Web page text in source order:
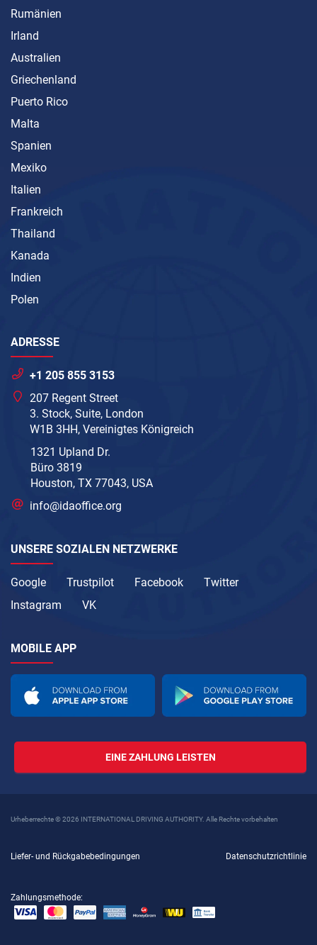
Rumänien
Irland
Australien
Griechenland
Puerto Rico
Malta
Spanien
Mexiko
Italien
Frankreich
Thailand
Kanada
Indien
Polen
ADRESSE
+1 205 855 3153
207 Regent Street
3. Stock, Suite, London
W1B 3HH, Vereinigtes Königreich
1321 Upland Dr.
Büro 3819
Houston, TX 77043, USA
info@idaoffice.org
UNSERE SOZIALEN NETZWERKE
Google Trustpilot Facebook
Twitter
Instagram
VK
MOBILE APP
EINE ZAHLUNG LEISTEN
Urheberrechte © 2026 INTERNATIONAL DRIVING AUTHORITY. Alle Rechte vorbehalten
Liefer- und Rückgabebedingungen Datenschutzrichtlinie
Zahlungsmethode: